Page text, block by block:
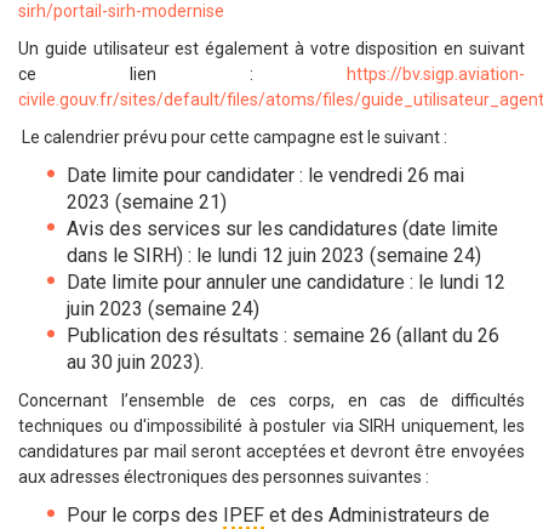
sirh/portail-sirh-modernise
Un guide utilisateur est également à votre disposition en suivant
ce lien :
https://bv.sigp.aviation-
civile.gouv.fr/sites/default/files/atoms/files/
Le calendrier prévu pour cette campagne est le suivant :
Date limite pour candidater : le vendredi 26 mai
2023 (semaine 21)
Avis des services sur les candidatures (date limite
dans le SIRH) : le lundi 12 juin 2023 (semaine 24)
Date limite pour annuler une candidature : le lundi 12
juin 2023 (semaine 24)
Publication des résultats : semaine 26 (allant du 26
au 30 juin 2023).
Concernant l’ensemble de ces corps, en cas de difficultés
techniques ou d'impossibilité à postuler via SIRH uniquement, les
candidatures par mail seront acceptées et devront être envoyées
aux adresses électroniques des personnes suivantes :
Pour le corps des IPEF et des Administrateurs de